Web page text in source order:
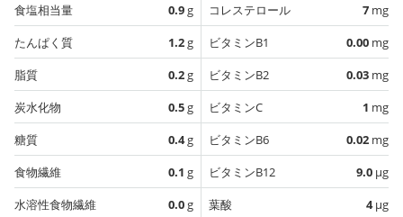
食塩相当量
0.9g
たんぱく質
1.2g
脂質
0.2g
炭水化物
0.5g
糖質
0.4g
食物繊維
0.1 g
水溶性食物繊維
0.0g
コレステロール
7 mg
ビタミンB1
0.00 mg
ビタミンB2
0.03 mg
ビタミンC
1 mg
ビタミンB6
0.02 mg
ビタミンB12
9.0 µg
葉酸
4µg